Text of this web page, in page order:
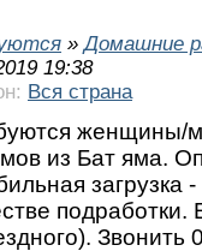
»Домашние
19:38
Вся страна
женщины/
из Бат яма.
загрузка
подработки.
Звонить